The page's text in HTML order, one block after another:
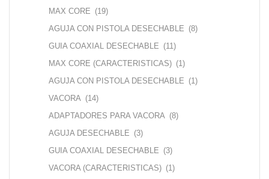
MAX CORE (19)
AGUJA CON PISTOLA DESECHABLE (8)
GUIA COAXIAL DESECHABLE (11)
MAX CORE (CARACTERISTICAS) (1)
AGUJA CON PISTOLA DESECHABLE (1)
VACORA (14)
ADAPTADORES PARA VACORA (8)
AGUJA DESECHABLE (3)
GUIA COAXIAL DESECHABLE (3)
VACORA (CARACTERISTICAS) (1)